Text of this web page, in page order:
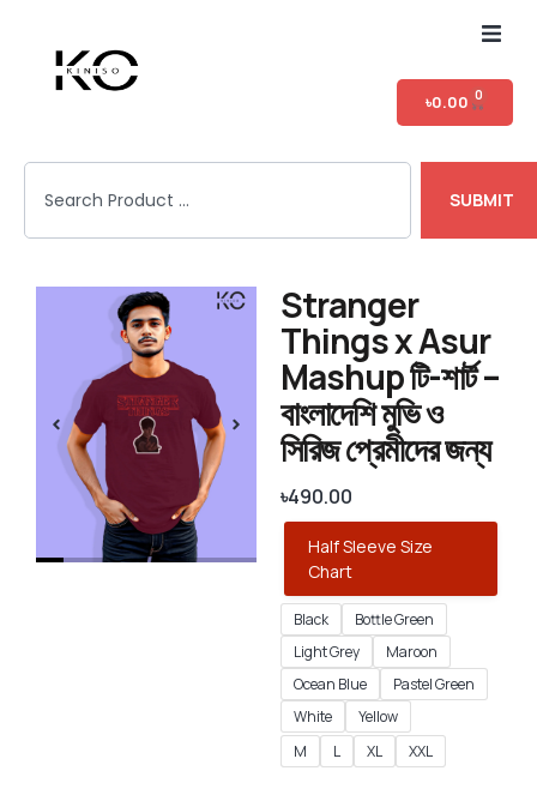
৳0.00 0
SUBMIT
Stranger
Things x Asur
Mashup টি-শার্ট –
বাংলাদেশি মুভি ও
সিরিজ প্রেমীদের জন্য
৳490.00
Half Sleeve Size
Chart
Black
Bottle Green
Light Grey
Maroon
Ocean Blue
Pastel Green
White
Yellow
M
L XL XXL